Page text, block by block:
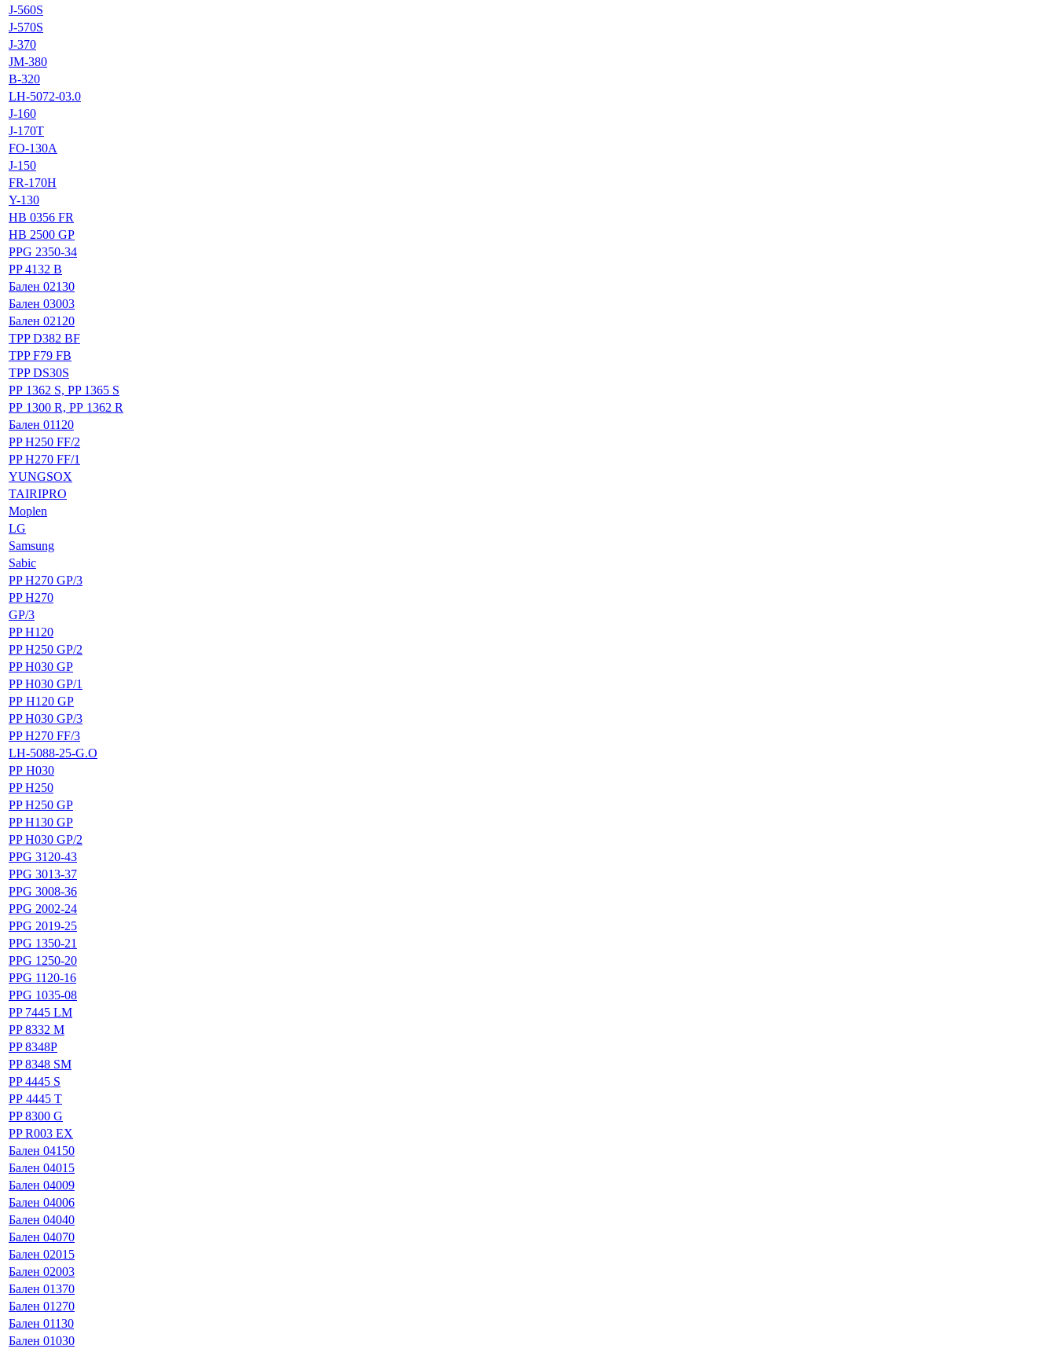
J-560S
J-570S
J-370
JM-380
B-320
LH-5072-03.0
J-160
J-170T
FO-130A
J-150
FR-170H
Y-130
HB 0356 FR
HB 2500 GP
PPG 2350-34
PP 4132 B
Бален 02130
Бален 03003
Бален 02120
TPP D382 BF
TPP F79 FB
TPP DS30S
РР 1362 S, PP 1365 S
РР 1300 R, РР 1362 R
Бален 01120
PP H250 FF/2
PP H270 FF/1
YUNGSOX
TAIRIPRO
Moplen
LG
Samsung
Sabic
PP H270 GP/3
PP H270
GP/3
PP H120
PP H250 GP/2
PP H030 GP
PP H030 GP/1
РР H120 GP
PP H030 GP/3
PP H270 FF/3
LH-5088-25-G.O
РР Н030
PP H250
PP H250 GP
PP H130 GP
PP H030 GP/2
PPG 3120-43
PPG 3013-37
PPG 3008-36
PPG 2002-24
PPG 2019-25
PPG 1350-21
PPG 1250-20
PPG 1120-16
PPG 1035-08
PP 7445 LM
PP 8332 M
PP 8348P
PP 8348 SM
PP 4445 S
РР 4445 T
PP 8300 G
PP R003 EX
Бален 04150
Бален 04015
Бален 04009
Бален 04006
Бален 04040
Бален 04070
Бален 02015
Бален 02003
Бален 01370
Бален 01270
Бален 01130
Бален 01030